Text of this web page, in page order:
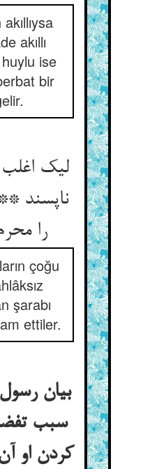
akıllı
ise
bir
لیک
ناپسند
را
çoğu
şarabı
ettiler.
بیان
سبب
کردن او